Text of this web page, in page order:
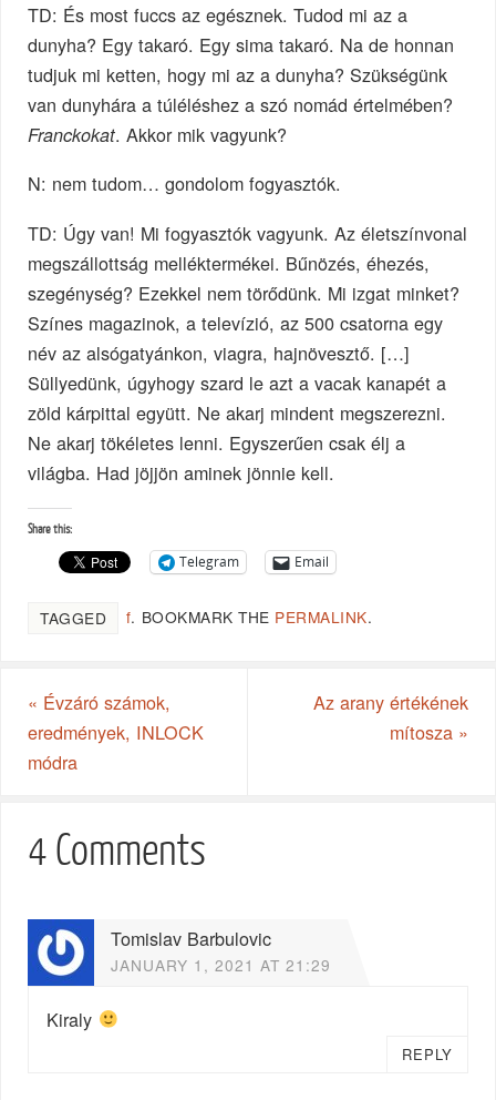
TD: És most fuccs az egésznek. Tudod mi az a
dunyha? Egy takaró. Egy sima takaró. Na de honnan
tudjuk mi ketten, hogy mi az a dunyha? Szükségünk
van dunyhára a túléléshez a szó nomád értelmében?
Franckokat. Akkor mik vagyunk?
N: nem tudom… gondolom fogyasztók.
TD: Úgy van! Mi fogyasztók vagyunk. Az életszínvonal
megszállottság melléktermékei. Bűnözés, éhezés,
szegénység? Ezekkel nem törődünk. Mi izgat minket?
Színes magazinok, a televízió, az 500 csatorna egy
név az alsógatyánkon, viagra, hajnövesztő. […]
Süllyedünk, úgyhogy szard le azt a vacak kanapét a
zöld kárpittal együtt. Ne akarj mindent megszerezni.
Ne akarj tökéletes lenni. Egyszerűen csak élj a
világba. Had jöjjön aminek jönnie kell.
Share this:
Telegram Email
TAGGED f. BOOKMARK THE PERMALINK.
« Évzáró számok,
eredmények, INLOCK
módra
Az arany értékének
mítosza »
4 Comments
Tomislav Barbulovic
JANUARY 1, 2021 AT 21:29
Kiraly
REPLY